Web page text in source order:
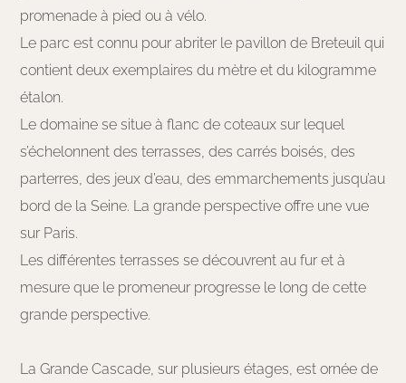
promenade à pied ou à vélo.
Le parc est connu pour abriter le pavillon de Breteuil qui
contient deux exemplaires du mètre et du kilogramme
étalon.
Le domaine se situe à flanc de coteaux sur lequel
s’échelonnent des terrasses, des carrés boisés, des
parterres, des jeux d’eau, des emmarchements jusqu’au
bord de la Seine. La grande perspective offre une vue
sur Paris.
Les différentes terrasses se découvrent au fur et à
mesure que le promeneur progresse le long de cette
grande perspective.
La Grande Cascade, sur plusieurs étages, est ornée de